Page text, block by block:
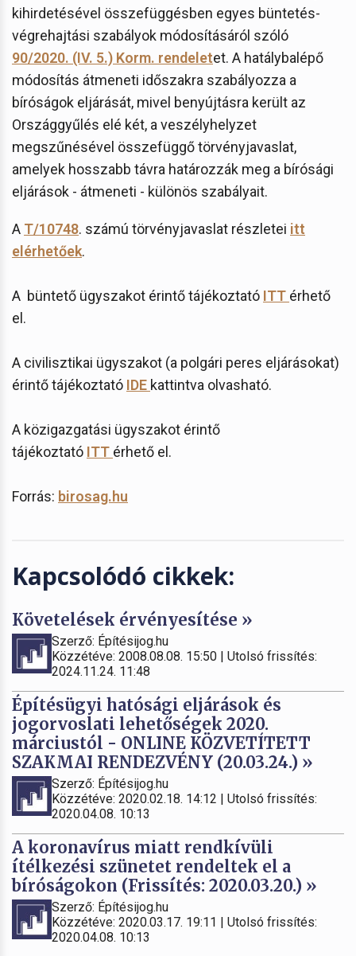
kihirdetésével összefüggésben egyes büntetés-
végrehajtási szabályok módosításáról szóló
90/2020. (IV. 5.) Korm. rendeletet. A hatálybalépő
módosítás átmeneti időszakra szabályozza a
bíróságok eljárását, mivel benyújtásra került az
Országgyűlés elé két, a veszélyhelyzet
megszűnésével összefüggő törvényjavaslat,
amelyek hosszabb távra határozzák meg a bírósági
eljárások - átmeneti - különös szabályait.
A T/10748. számú törvényjavaslat részletei itt
elérhetőek.
A büntető ügyszakot érintő tájékoztató ITT érhető
el.
A civilisztikai ügyszakot (a polgári peres eljárásokat)
érintő tájékoztató IDE kattintva olvasható.
A közigazgatási ügyszakot érintő
tájékoztató ITT érhető el.
Forrás: birosag.hu
Kapcsolódó cikkek:
Követelések érvényesítése »
Szerző: Építésijog.hu
Közzétéve: 2008.08.08. 15:50 | Utolsó frissítés:
2024.11.24. 11:48
Építésügyi hatósági eljárások és
jogorvoslati lehetőségek 2020.
márciustól - ONLINE KÖZVETÍTETT
SZAKMAI RENDEZVÉNY (20.03.24.) »
Szerző: Építésijog.hu
Közzétéve: 2020.02.18. 14:12 | Utolsó frissítés:
2020.04.08. 10:13
A koronavírus miatt rendkívüli
ítélkezési szünetet rendeltek el a
bíróságokon (Frissítés: 2020.03.20.) »
Szerző: Építésijog.hu
Közzétéve: 2020.03.17. 19:11 | Utolsó frissítés:
2020.04.08. 10:13